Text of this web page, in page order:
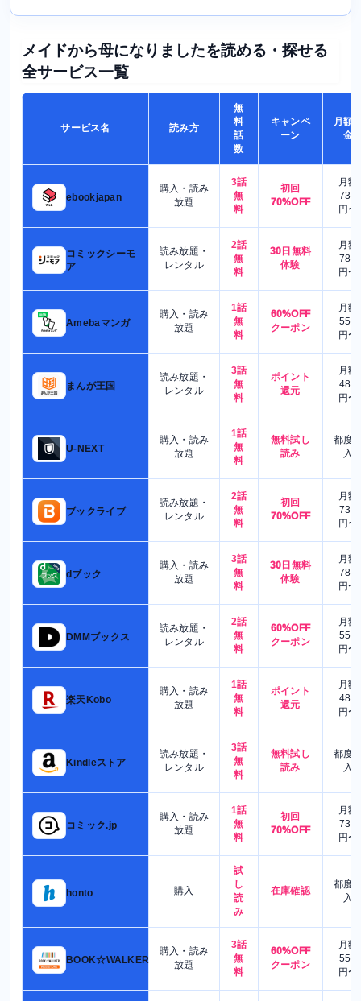
メイドから母になりましたを読める・探せる
全サービス一覧
サービス名 読み方
無
料
話
数
キャンペ
ーン
月額
金
ebookjapan
購入・読み
放題
3話
無
料
初回
70%OFF
月額
730
円〜
コミックシーモ
ア
読み放題・
レンタル
2話
無
料
30日無料
体験
月額
780
円〜
Amebaマンガ
購入・読み
放題
1話
無
料
60%OFF
クーポン
月額
550
円〜
まんが王国
読み放題・
レンタル
3話
無
料
ポイント
還元
月額
480
円〜
U-NEXT
購入・読み
放題
1話
無
料
無料試し
読み
都度
入
ブックライブ
読み放題・
レンタル
2話
無
料
初回
70%OFF
月額
730
円〜
dブック
購入・読み
放題
3話
無
料
30日無料
体験
月額
780
円〜
DMMブックス
読み放題・
レンタル
2話
無
料
60%OFF
クーポン
月額
550
円〜
楽天Kobo
購入・読み
放題
1話
無
料
ポイント
還元
月額
480
円〜
Kindleストア
読み放題・
レンタル
3話
無
料
無料試し
読み
都度
入
コミック.jp
購入・読み
放題
1話
無
料
初回
70%OFF
月額
730
円〜
honto 購入
試
し
読
み
在庫確認
都度
入
BOOK☆WALKER
購入・読み
放題
3話
無
料
60%OFF
クーポン
月額
550
円〜